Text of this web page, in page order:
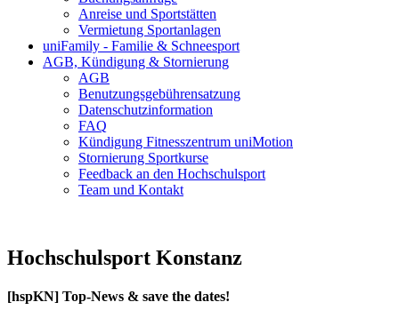
Anreise und Sportstätten
Vermietung Sportanlagen
uniFamily - Familie & Schneesport
AGB, Kündigung & Stornierung
AGB
Benutzungsgebührensatzung
Datenschutzinformation
FAQ
Kündigung Fitnesszentrum uniMotion
Stornierung Sportkurse
Feedback an den Hochschulsport
Team und Kontakt
Hochschulsport Konstanz
[hspKN] Top-News & save the dates!